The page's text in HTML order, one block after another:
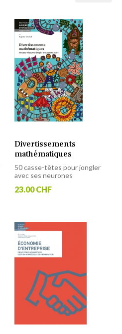
Divertissements
mathématiques
50 casse-têtes pour jongler
avec ses neurones
23.00 CHF